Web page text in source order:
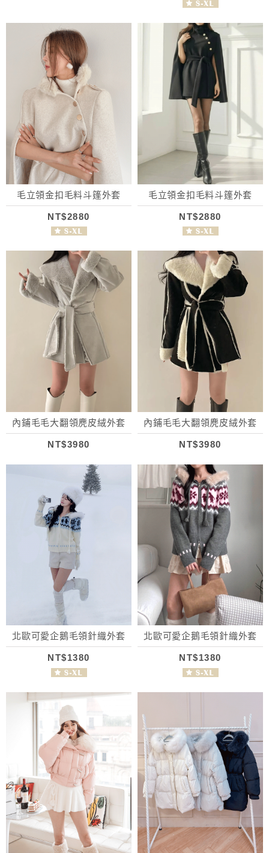
毛立領金扣毛料斗篷外套
NT$2880
毛立領金扣毛料斗篷外套
NT$2880
內鋪毛毛大翻領麂皮絨外套
NT$3980
內鋪毛毛大翻領麂皮絨外套
NT$3980
北歐可愛企鵝毛領針織外套
NT$1380
北歐可愛企鵝毛領針織外套
NT$1380